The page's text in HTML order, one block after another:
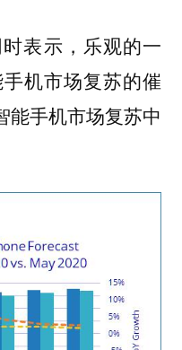
时表示，乐观的一
机市场复苏的催
能手机市场复苏中